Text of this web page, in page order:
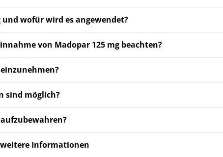
und wofür wird es angewendet?
von Madopar 125 mg beachten?
sind möglich?
Informationen